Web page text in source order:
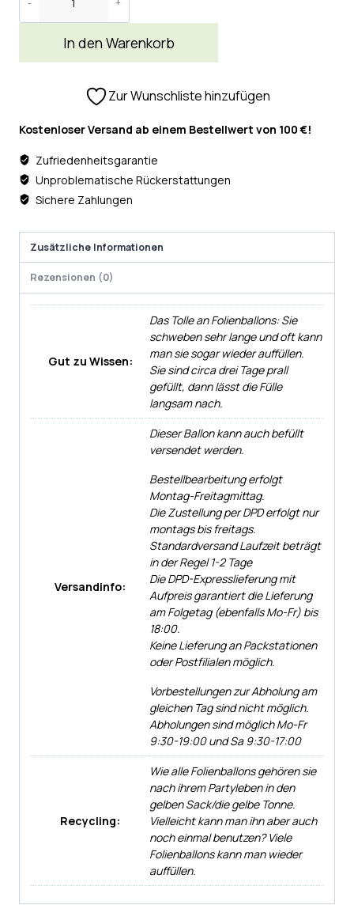
In den Warenkorb
Zur Wunschliste hinzufügen
Kostenloser Versand ab einem Bestellwert von 100 €!
Zufriedenheitsgarantie
Unproblematische Rückerstattungen
Sichere Zahlungen
Zusätzliche Informationen
Rezensionen (0)
Gut zu Wissen:
Das Tolle an Folienballons: Sie
schweben sehr lange und oft kann
man sie sogar wieder auffüllen.
Sie sind circa drei Tage prall
gefüllt, dann lässt die Fülle
langsam nach.
Versandinfo:
Dieser Ballon kann auch befüllt
versendet werden.
Bestellbearbeitung erfolgt
Montag-Freitagmittag.
Die Zustellung per DPD erfolgt nur
montags bis freitags.
Standardversand Laufzeit beträgt
in der Regel 1-2 Tage
Die DPD-Expresslieferung mit
Aufpreis garantiert die Lieferung
am Folgetag (ebenfalls Mo-Fr) bis
18:00.
Keine Lieferung an Packstationen
oder Postfilialen möglich.
Vorbestellungen zur Abholung am
gleichen Tag sind nicht möglich.
Abholungen sind möglich Mo-Fr
9:30-19:00 und Sa 9:30-17:00
Recycling:
Wie alle Folienballons gehören sie
nach ihrem Partyleben in den
gelben Sack/die gelbe Tonne.
Vielleicht kann man ihn aber auch
noch einmal benutzen? Viele
Folienballons kann man wieder
auffüllen.